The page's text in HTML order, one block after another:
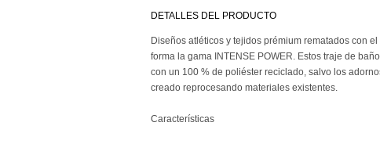
DETALLES DEL PRODUCTO
Diseños atléticos y tejidos prémium rematados con
forma la gama INTENSE POWER. Estos traje de
con un 100 % de poliéster reciclado, salvo los
creado reprocesando materiales existentes.
Características